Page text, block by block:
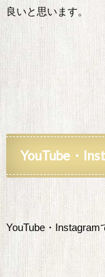
良いと思います。
YouTube ・
YouTube・Instagram